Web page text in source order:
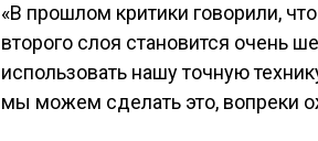
«В прошлом критики говорили,
второго слоя становится очень
использовать нашу точную
мы можем сделать это, вопреки